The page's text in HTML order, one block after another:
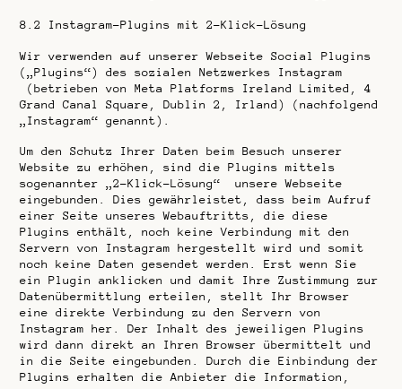
8.2 Instagram-Plugins mit 2-Klick-Lösung
Wir verwenden auf unserer Webseite Social Plugins
(„Plugins“) des sozialen Netzwerkes Instagram
(betrieben von Meta Platforms Ireland Limited, 4
Grand Canal Square, Dublin 2, Irland) (nachfolgend
„Instagram“ genannt).
Um den Schutz Ihrer Daten beim Besuch unserer
Website zu erhöhen, sind die Plugins mittels
sogenannter „2-Klick-Lösung“ unsere Webseite
eingebunden. Dies gewährleistet, dass beim Aufruf
einer Seite unseres Webauftritts, die diese
Plugins enthält, noch keine Verbindung mit den
Servern von Instagram hergestellt wird und somit
noch keine Daten gesendet werden. Erst wenn Sie
ein Plugin anklicken und damit Ihre Zustimmung zur
Datenübermittlung erteilen, stellt Ihr Browser
eine direkte Verbindung zu den Servern von
Instagram her. Der Inhalt des jeweiligen Plugins
wird dann direkt an Ihren Browser übermittelt und
in die Seite eingebunden. Durch die Einbindung der
Plugins erhalten die Anbieter die Information,